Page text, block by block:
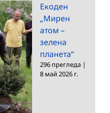
Екоден
„Мирен
атом –
зелена
планета“
296 прегледа |
8 май 2026 г.